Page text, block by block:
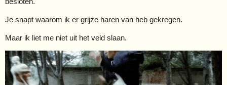
Je snapt waarom ik er grijze haren van heb gekregen.
Maar ik liet me niet uit het veld slaan.